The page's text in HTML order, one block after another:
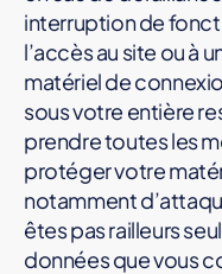
interruption de
l’accès au site ou à
matériel de
sous votre entière
prendre toutes les
protéger votre
notamment
êtes pas railleurs
données que vous